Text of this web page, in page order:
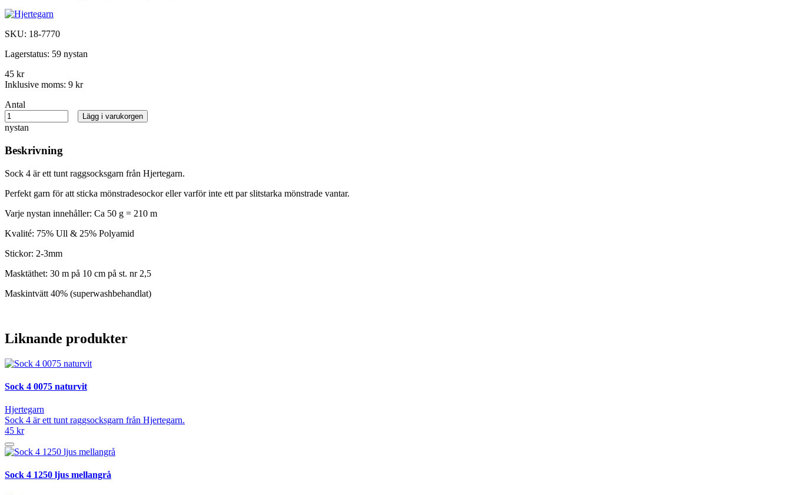
SKU: 18-7770
Lagerstatus: 59 nystan
45 kr
Inklusive moms: 9 kr
Antal
nystan
Lägg i varukorgen
Beskrivning
Sock 4 är ett tunt raggsocksgarn från Hjertegarn.
Perfekt garn för att sticka mönstradesockor eller varför inte ett par slitstarka mönstrade vantar.
Varje nystan innehåller: Ca 50 g = 210 m
Kvalité: 75% Ull & 25% Polyamid
Stickor: 2-3mm
Masktäthet: 30 m på 10 cm på st. nr 2,5
Maskintvätt 40% (superwashbehandlat)
Liknande produkter
Sock 4 0075 naturvit
Hjertegarn
Sock 4 är ett tunt raggsocksgarn från Hjertegarn.
45 kr
Sock 4 1250 ljus mellangrå